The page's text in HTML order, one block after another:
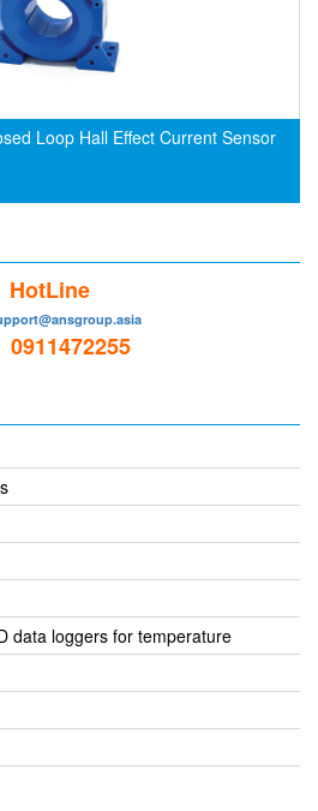
IT
Loop Hall Effect Current Sensor
HotLine
0911472255
data loggers for temperature